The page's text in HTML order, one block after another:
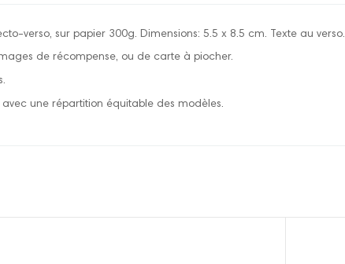
verso, sur papier 300g. Dimensions: 5.5 x 8.5 cm. Texte au verso.
de récompense, ou de carte à piocher.
une répartition équitable des modèles.